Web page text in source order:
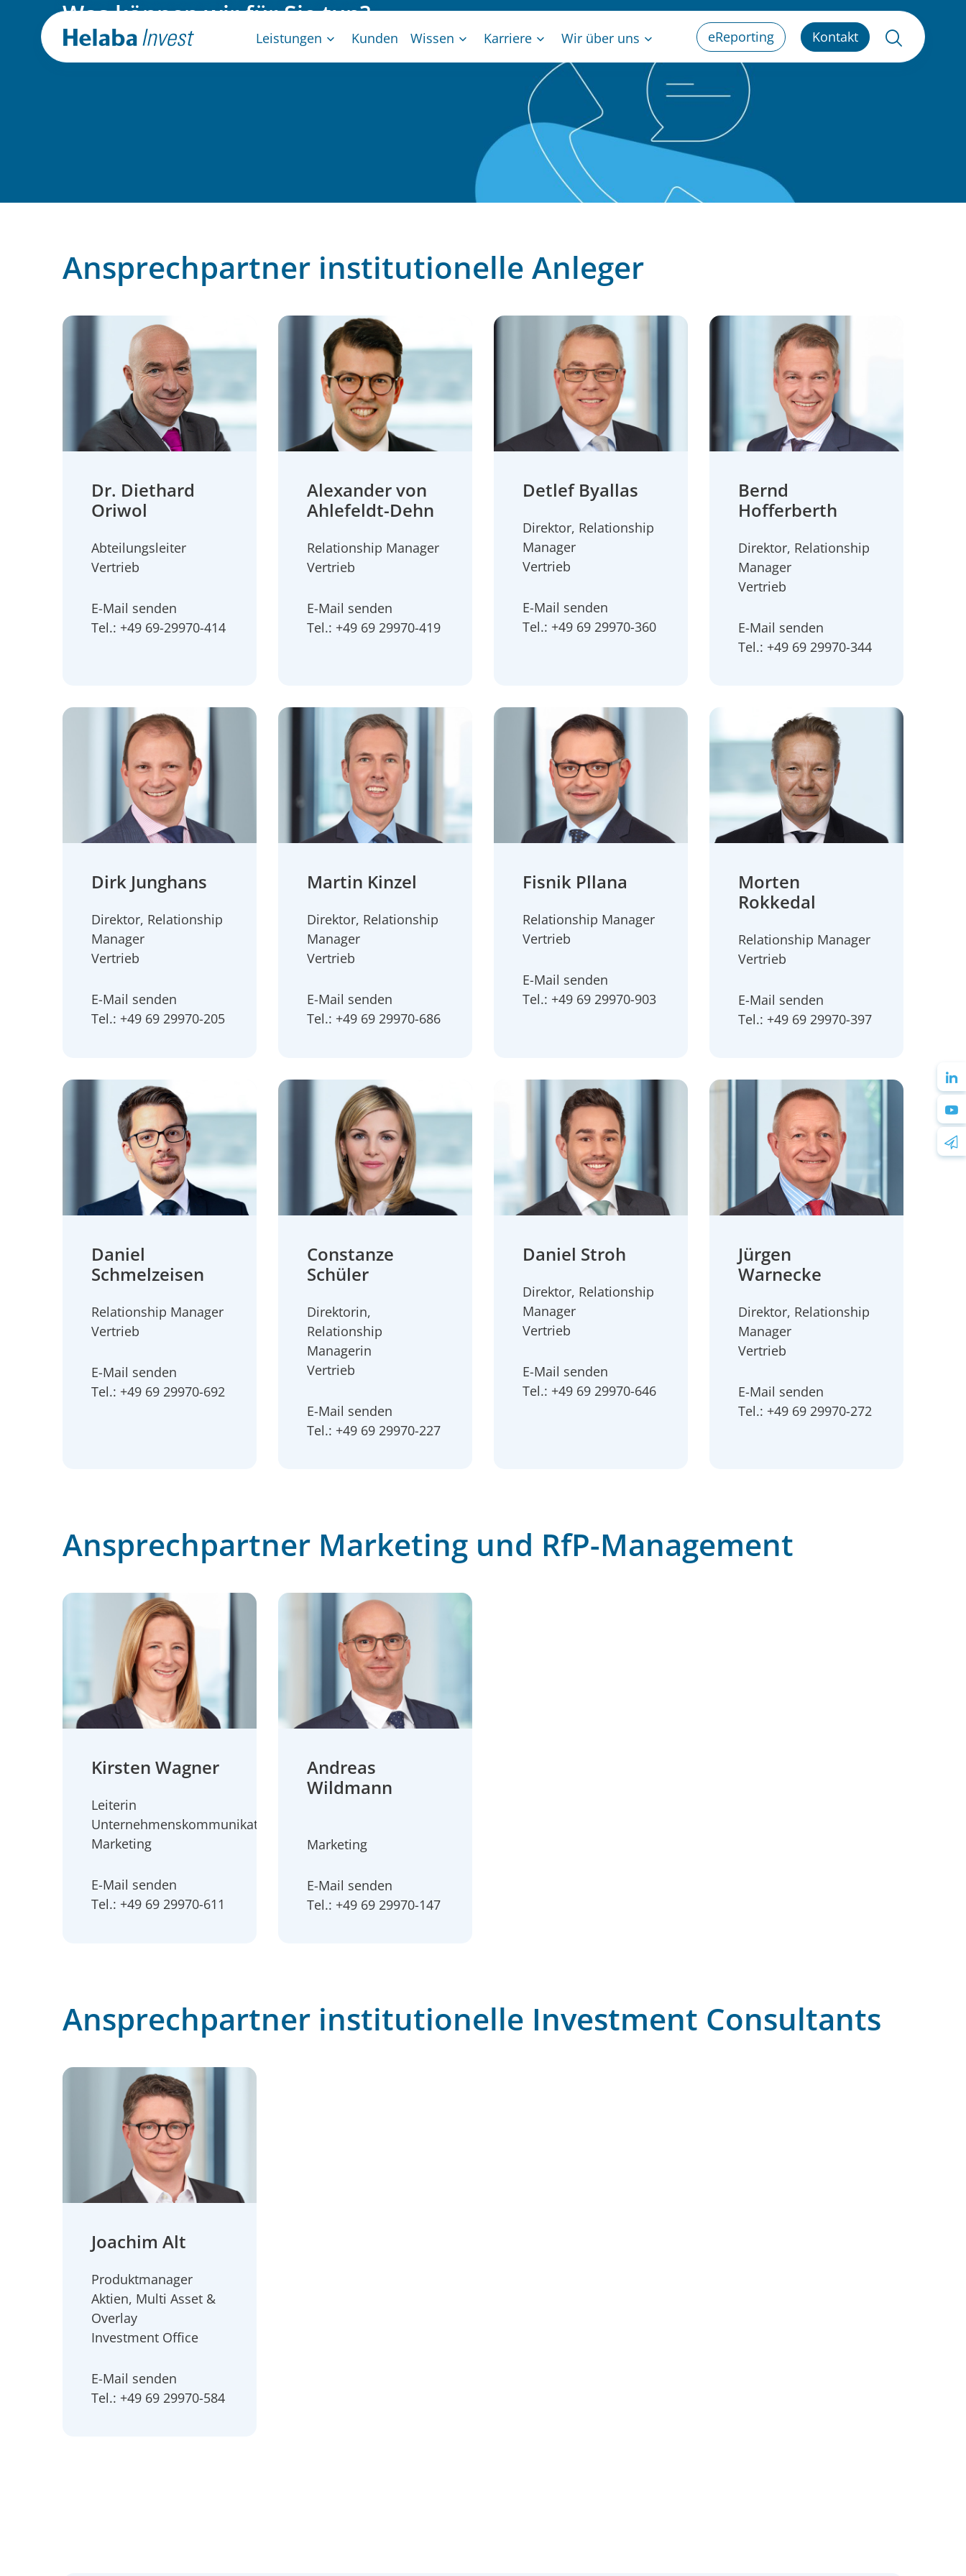
Leistungen Kunden Wissen Karriere Wir über uns eReporting Kontakt
Was können wir für Sie tun?
Unsere Ansprechpartner stehen Ihnen gerne zur Verfügung.
Ansprechpartner institutionelle Anleger
Dr. Diethard
Oriwol
Abteilungsleiter
Vertrieb
E-Mail senden
Tel.: +49 69-29970-414
Alexander von
Ahlefeldt-Dehn
Relationship Manager
Vertrieb
E-Mail senden
Tel.: +49 69 29970-419
Detlef Byallas
Direktor, Relationship
Manager
Vertrieb
E-Mail senden
Tel.: +49 69 29970-360
Bernd
Hofferberth
Direktor, Relationship
Manager
Vertrieb
E-Mail senden
Tel.: +49 69 29970-344
Dirk Junghans
Direktor, Relationship
Manager
Vertrieb
E-Mail senden
Tel.: +49 69 29970-205
Martin Kinzel
Direktor, Relationship
Manager
Vertrieb
E-Mail senden
Tel.: +49 69 29970-686
Fisnik Pllana
Relationship Manager
Vertrieb
E-Mail senden
Tel.: +49 69 29970-903
Morten
Rokkedal
Relationship Manager
Vertrieb
E-Mail senden
Tel.: +49 69 29970-397
Daniel
Schmelzeisen
Relationship Manager
Vertrieb
E-Mail senden
Tel.: +49 69 29970-692
Constanze
Schüler
Direktorin,
Relationship
Managerin
Vertrieb
E-Mail senden
Tel.: +49 69 29970-227
Daniel Stroh
Direktor, Relationship
Manager
Vertrieb
E-Mail senden
Tel.: +49 69 29970-646
Jürgen
Warnecke
Direktor, Relationship
Manager
Vertrieb
E-Mail senden
Tel.: +49 69 29970-272
Ansprechpartner Marketing und RfP-Management
Kirsten Wagner
Leiterin
Unternehmenskommunikation
Marketing
E-Mail senden
Tel.: +49 69 29970-611
Andreas
Wildmann
Marketing
E-Mail senden
Tel.: +49 69 29970-147
Ansprechpartner institutionelle Investment Consultants
Joachim Alt
Produktmanager
Aktien, Multi Asset &
Overlay
Investment Office
E-Mail senden
Tel.: +49 69 29970-584